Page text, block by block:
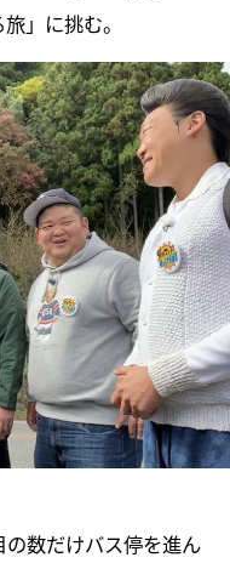
」に挑む。
数だけバス停を進ん